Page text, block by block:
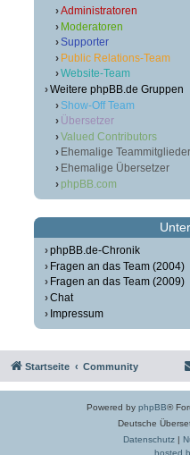
Administratoren
Moderatoren
Supporter
Public Relations-Team
Website-Team
Weitere phpBB.de Gruppen
Show-Off Team
Übersetzer
Valued Contributors
Ehemalige Teammitglieder
Ehemalige Übersetzer
phpBB.com
phpBB.de-Chronik
Fragen an das Team (2004)
Fragen an das Team (2009)
Chat
Impressum
Startseite Community
Powered by phpBB®
Deutsche
Datenschutz|
hosted